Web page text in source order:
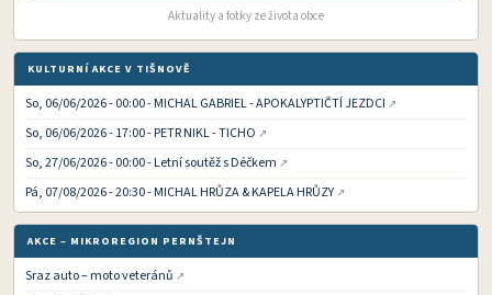
Aktuality a fotky ze života obce
KULTURNÍ AKCE V TIŠNOVĚ
So, 06/06/2026 - 00:00 - MICHAL GABRIEL - APOKALYPTIČTÍ JEZDCI
So, 06/06/2026 - 17:00 - PETR NIKL - TICHO
So, 27/06/2026 - 00:00 - Letní soutěž s Déčkem
Pá, 07/08/2026 - 20:30 - MICHAL HRŮZA & KAPELA HRŮZY
AKCE – MIKROREGION PERNŠTEJN
Sraz auto – moto veteránů